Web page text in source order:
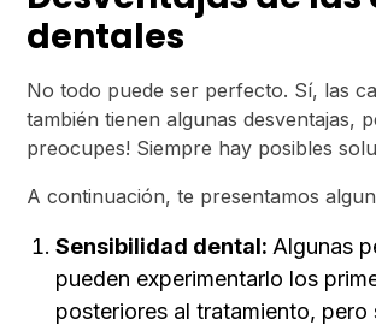
dentales
No todo puede ser perfecto. Sí, las
también tienen algunas desventajas,
preocupes! Siempre hay posibles
A continuación, te presentamos
Sensibilidad dental: Algunas
pueden experimentarlo los
posteriores al tratamiento, pero